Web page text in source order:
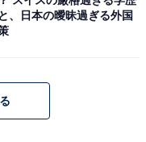
、日本の曖昧過ぎる外国